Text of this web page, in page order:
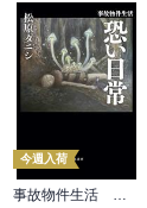
今週入荷
事故物件生活 恐い日常